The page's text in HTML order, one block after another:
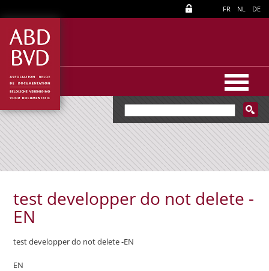
FR NL DE
test developper do not delete -
EN
test developper do not delete -EN
EN